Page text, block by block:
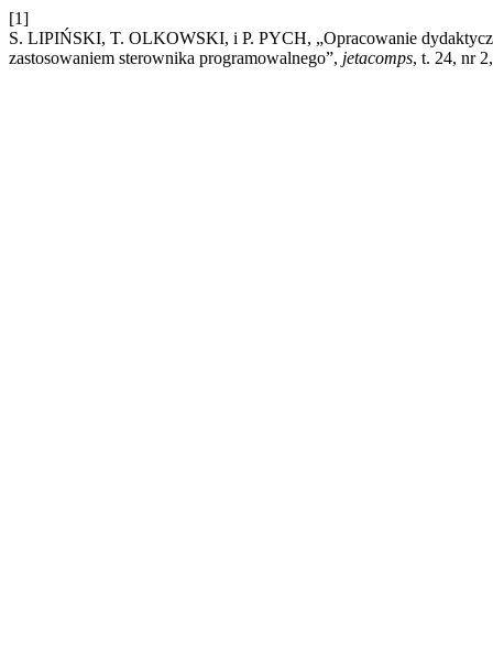
[1]
S. LIPIŃSKI, T. OLKOWSKI, i P. PYCH, „Opracowanie
zastosowaniem sterownika programowalnego”, jetacomps, t. 24, nr